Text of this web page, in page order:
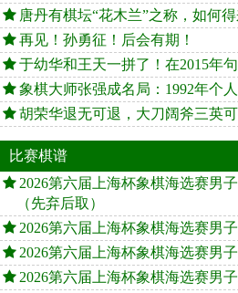
唐丹有棋坛“花木兰”之称，如何得
再见！孙勇征！后会有期！
于幼华和王天一拼了！在2015年
象棋大师张强成名局：1992年个
胡荣华退无可退，大刀阔斧三英可
比赛棋谱
2026第六届上海杯象棋海选赛男
（先弃后取）
2026第六届上海杯象棋海选赛男
2026第六届上海杯象棋海选赛男
2026第六届上海杯象棋海选赛男